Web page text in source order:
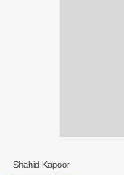
Shahid Kapoor